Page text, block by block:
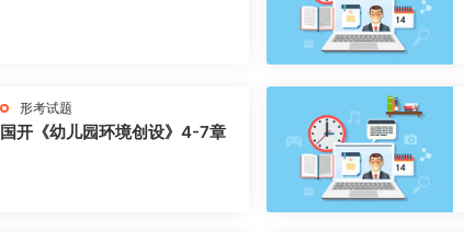
形考试题
国开《幼儿园环境创设》4-7章